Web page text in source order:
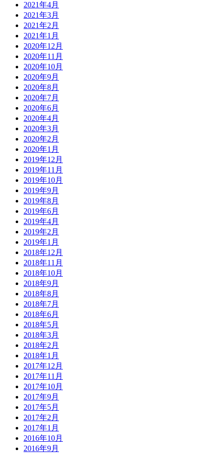
2021年4月
2021年3月
2021年2月
2021年1月
2020年12月
2020年11月
2020年10月
2020年9月
2020年8月
2020年7月
2020年6月
2020年4月
2020年3月
2020年2月
2020年1月
2019年12月
2019年11月
2019年10月
2019年9月
2019年8月
2019年6月
2019年4月
2019年2月
2019年1月
2018年12月
2018年11月
2018年10月
2018年9月
2018年8月
2018年7月
2018年6月
2018年5月
2018年3月
2018年2月
2018年1月
2017年12月
2017年11月
2017年10月
2017年9月
2017年5月
2017年2月
2017年1月
2016年10月
2016年9月